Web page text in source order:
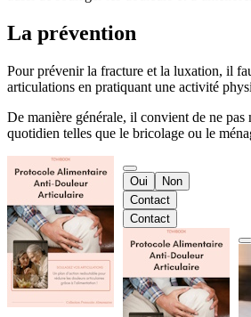
La prévention
Pour prévenir la fracture et la luxation, il
articulations en pratiquant une activité
De manière générale, il convient de ne
quotidien telles que le bricolage ou le
Oui
Non
Contact
Contact